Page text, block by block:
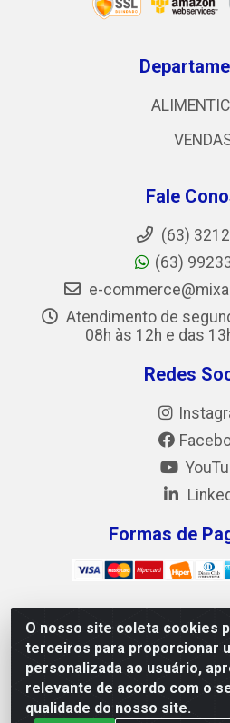
O nosso site coleta cookies
terceiros para proporcionar
personalizada ao usuário,
relevante de acordo com o
qualidade do nosso site.
Fale
(63)
(63)
e-
Atendimento de
08h às 12h e das
Redes
Formas de
Mix Alimentos LTDA - Quadra
Alameda 02, S/N - Plano Diretor
77.006-540 - CNPJ